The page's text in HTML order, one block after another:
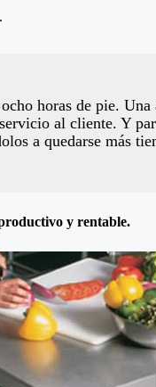
horas de pie.
al cliente. Y
a quedarse más
y rentable.